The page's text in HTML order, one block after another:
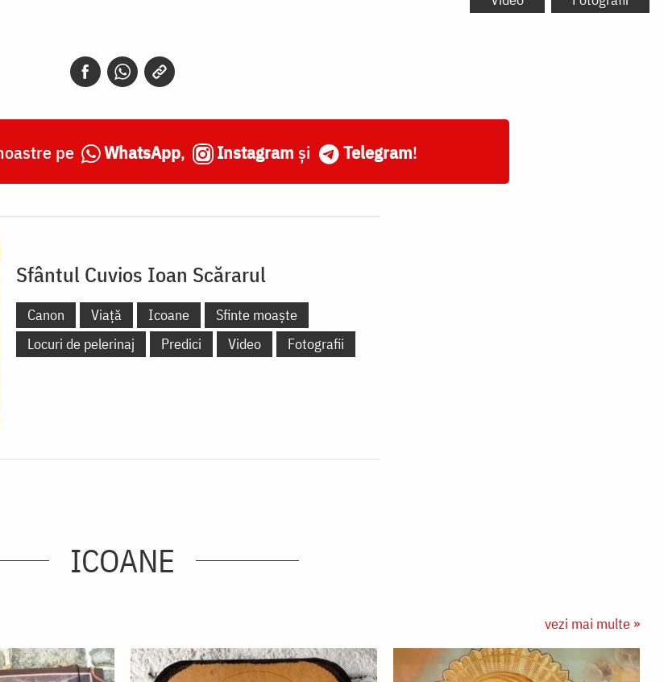
pe WhatsApp, Instagram și Telegram!
Sfântul Cuvios Ioan Scărarul
Canon Viață Icoane
Sfinte moaște
Locuri de pelerinaj
Predici Video Fotografii
ICOANE
vezi mai multe »